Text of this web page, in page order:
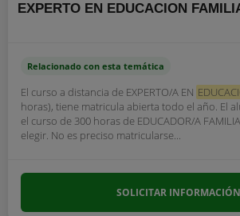
EXPERTO EN EDUCACION
Relacionado con esta temática
El curso a distancia de EXPERTO/A EN
horas), tiene matricula abierta todo el año. El
el curso de 300 horas de EDUCADOR/A
elegir. No es preciso matricularse...
SOLICITAR INFORMACIÓN